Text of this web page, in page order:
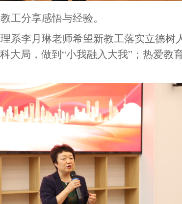
工分享感悟与经验。
系李月琳老师希望新教工落实立德树
大局，做到“小我融入大我”；热爱教